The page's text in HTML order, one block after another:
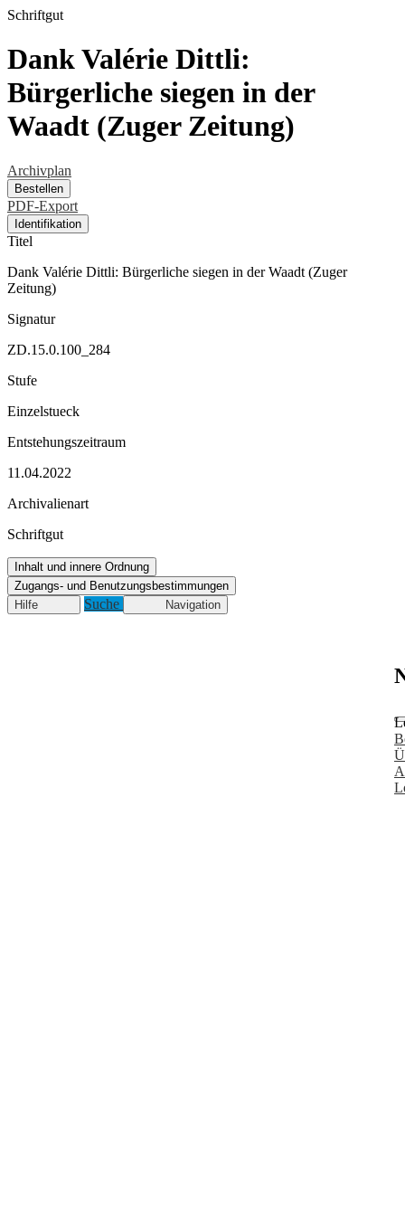
Schriftgut
Dank Valérie Dittli:
Bürgerliche siegen in der
Waadt (Zuger Zeitung)
Archivplan
Bestellen
PDF-Export
Identifikation
Titel
Dank Valérie Dittli: Bürgerliche siegen in der Waadt (Zuger
Zeitung)
Signatur
ZD.15.0.100_284
Stufe
Einzelstueck
Entstehungszeitraum
11.04.2022
Archivalienart
Schriftgut
Inhalt und innere Ordnung
Zugangs- und Benutzungsbestimmungen
Hilfe
Suche Navigation